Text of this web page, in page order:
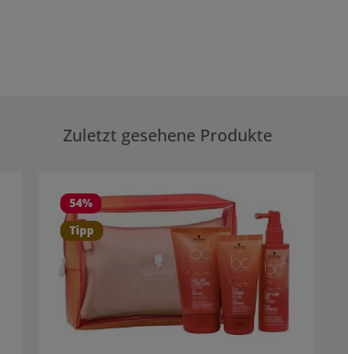
Zuletzt gesehene Produkte
54%
Tipp